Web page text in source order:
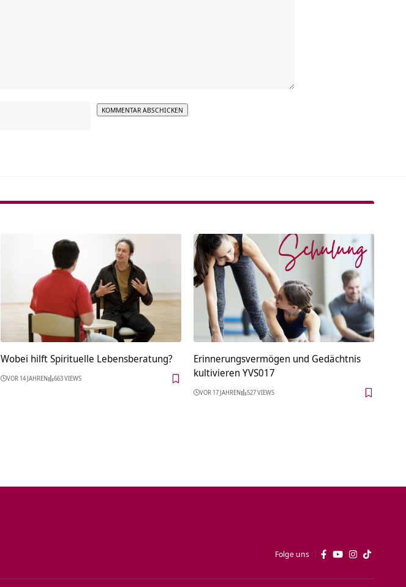
Wobei hilft Spirituelle Lebensberatung?
VOR 14 JAHREN 663 VIEWS
Erinnerungsvermögen und Gedächtnis
kultivieren YVS017
VOR 17 JAHREN 527 VIEWS
Folge uns